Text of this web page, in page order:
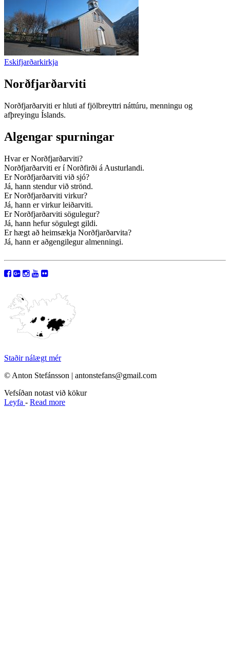
Eskifjarðarkirkja
Norðfjarðarviti
Norðfjarðarviti er hluti af fjölbreyttri náttúru, menningu og
afþreyingu Íslands.
Algengar spurningar
Hvar er Norðfjarðarviti?
Norðfjarðarviti er í Norðfirði á Austurlandi.
Er Norðfjarðarviti við sjó?
Já, hann stendur við strönd.
Er Norðfjarðarviti virkur?
Já, hann er virkur leiðarviti.
Er Norðfjarðarviti sögulegur?
Já, hann hefur sögulegt gildi.
Er hægt að heimsækja Norðfjarðarvita?
Já, hann er aðgengilegur almenningi.
Staðir nálægt mér
© Anton Stefánsson | antonstefans@gmail.com
Vefsíðan notast við kökur
Leyfa - Read more